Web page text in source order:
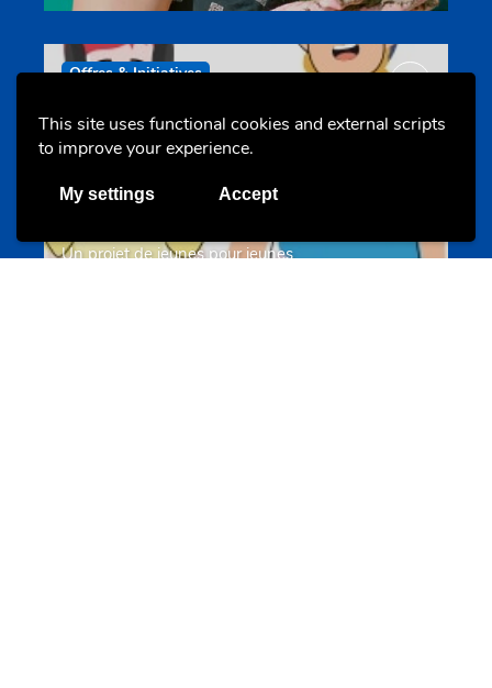
This site uses functional cookies and external scripts
to improve your experience.
My settings Accept
Offres & Initiatives
Un projet de jeunes pour jeunes